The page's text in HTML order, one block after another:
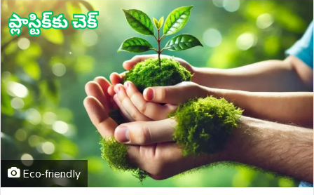
Eco-friendly